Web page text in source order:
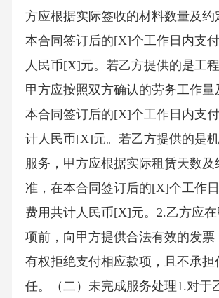
方应根据实际签收的材料数量及约
本合同签订后的[X]个工作日内支
人民币[X]元。若乙方提供的是工
甲方应按照双方确认的劳务工作量
本合同签订后的[X]个工作日内支
计人民币[X]元。若乙方提供的是
服务，甲方应根据实际租赁天数及
准，在本合同签订后的[X]个工作
费用共计人民币[X]元。2.乙方应
项前，向甲方提供合法有效的发票
有权拒绝支付相应款项，且不承担
任。（二）未完成服务处理1.对于